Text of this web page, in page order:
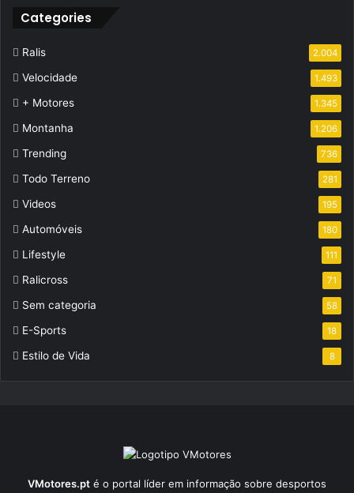
Categories
Ralis 2.004
Velocidade 1.493
+ Motores 1.345
Montanha 1.206
Trending 736
Todo Terreno 281
Videos 195
Automóveis 180
Lifestyle 111
Ralicross 71
Sem categoria 58
E-Sports 18
Estilo de Vida 8
VMotores.pt é o portal líder em informação sobre desportos